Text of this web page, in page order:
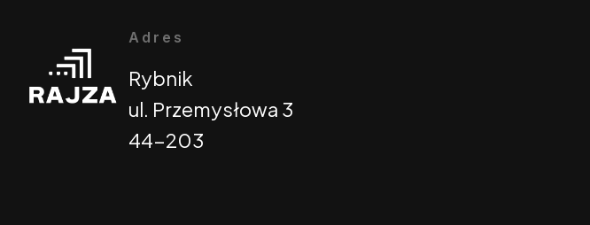
Adres
Rybnik
ul. Przemysłowa 3
44-203